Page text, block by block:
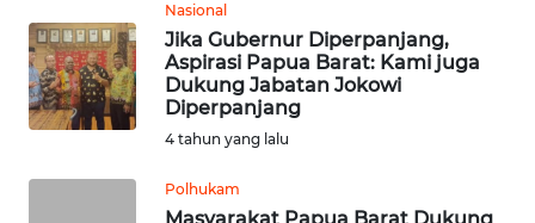
Nasional
Jika Gubernur Diperpanjang,
Aspirasi Papua Barat: Kami juga
Dukung Jabatan Jokowi
Diperpanjang
4 tahun yang lalu
Polhukam
WN
PADANG
LAWAS